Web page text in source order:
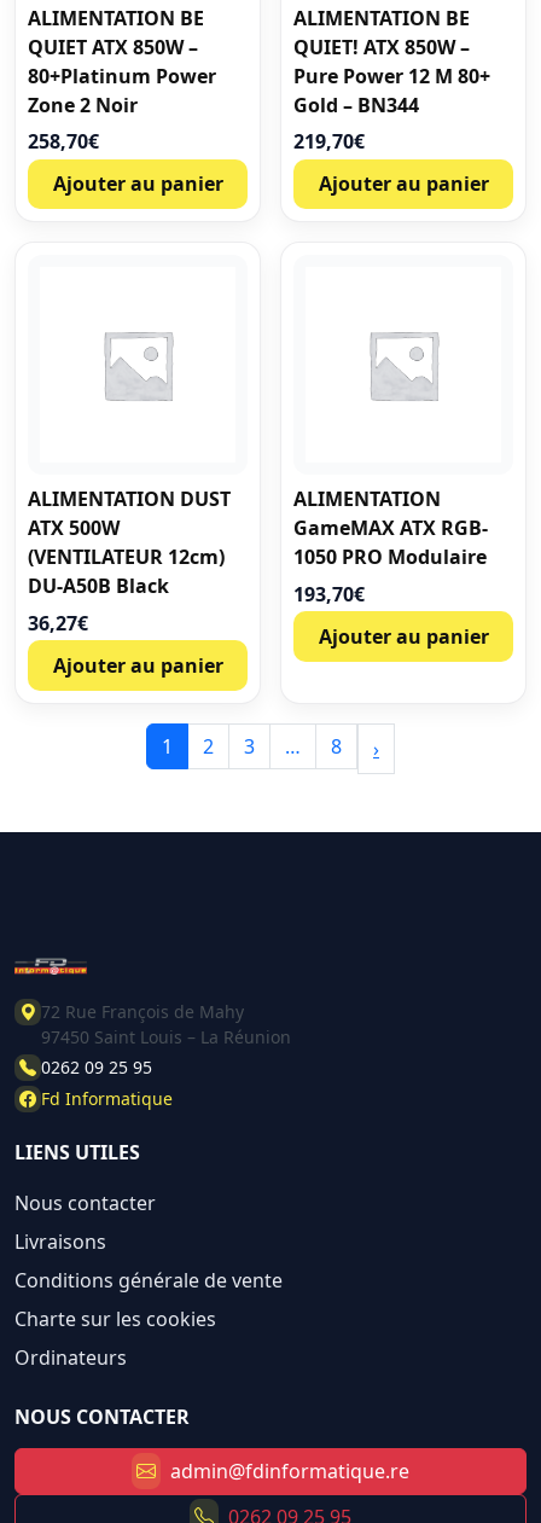
ALIMENTATION BE
QUIET ATX 850W –
80+Platinum Power
Zone 2 Noir
258,70€
Ajouter au panier
ALIMENTATION BE
QUIET! ATX 850W –
Pure Power 12 M 80+
Gold – BN344
219,70€
Ajouter au panier
ALIMENTATION DUST
ATX 500W
(VENTILATEUR 12cm)
DU-A50B Black
36,27€
Ajouter au panier
ALIMENTATION
GameMAX ATX RGB-
1050 PRO Modulaire
193,70€
Ajouter au panier
1 2 3 … 8 ›
72 Rue François de Mahy
97450 Saint Louis – La Réunion
0262 09 25 95
Fd Informatique
LIENS UTILES
Nous contacter
Livraisons
Conditions générale de vente
Charte sur les cookies
Ordinateurs
NOUS CONTACTER
admin@fdinformatique.re
0262 09 25 95